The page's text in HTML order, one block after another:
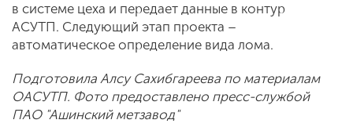
в системе цеха и передает данные в контур
АСУТП. Следующий этап проекта –
автоматическое определение вида лома.
Подготовила Алсу Сахибгареева по материалам
ОАСУТП. Фото предоставлено пресс-службой
ПАО "Ашинский метзавод"